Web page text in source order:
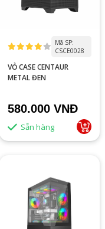
Mã SP:
CSCE0028
VỎ CASE CENTAUR
METAL ĐEN
580.000 VNĐ
Sẵn hàng